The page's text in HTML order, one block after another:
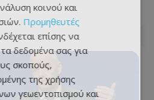
κοινού και
Προμηθευτές
επίσης να
δεδομένα σας για
σκοπούς,
της χρήσης
γεωεντοπισμού και